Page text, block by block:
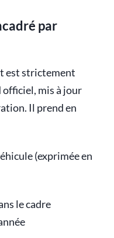
par
est strictement
officiel, mis à jour
Il prend en
(exprimée en
le cadre